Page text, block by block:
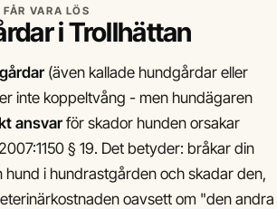
VARA LÖS
i Trollhättan
(även kallade hundgårdar eller
inte koppeltvång - men hundägaren
ansvarför skador hunden orsakar
§ 19. Det betyder: bråkar din
hund i hundrastgården och skadar den,
oavsett om "den andra